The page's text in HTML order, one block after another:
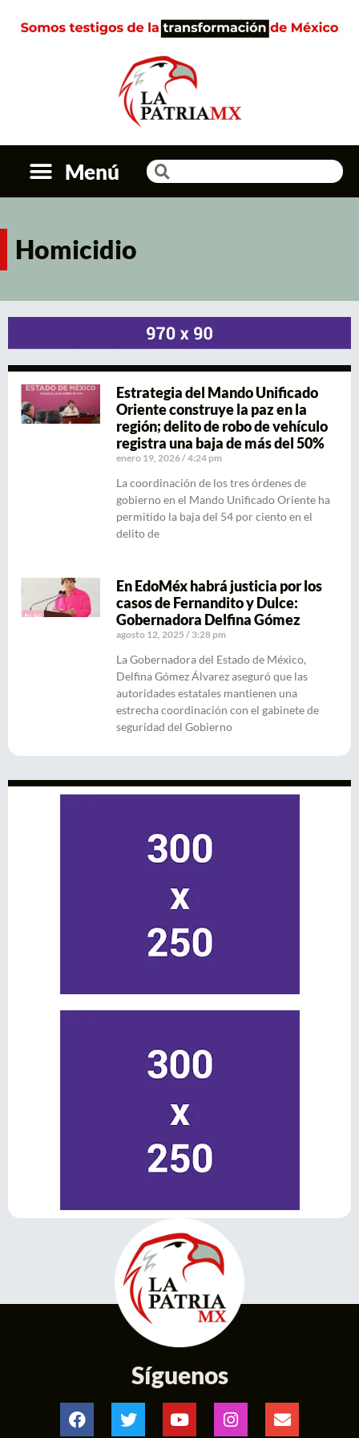
Menú
Homicidio
Estrategia del Mando Unificado
Oriente construye la paz en la
región; delito de robo de vehículo
registra una baja de más del 50%
enero 19, 2026 4:24 pm
La coordinación de los tres órdenes de
gobierno en el Mando Unificado Oriente ha
permitido la baja del 54 por ciento en el
delito de
En EdoMéx habrá justicia por los
casos de Fernandito y Dulce:
Gobernadora Delfina Gómez
agosto 12, 2025 3:28 pm
La Gobernadora del Estado de México,
Delfina Gómez Álvarez aseguró que las
autoridades estatales mantienen una
estrecha coordinación con el gabinete de
seguridad del Gobierno
Síguenos